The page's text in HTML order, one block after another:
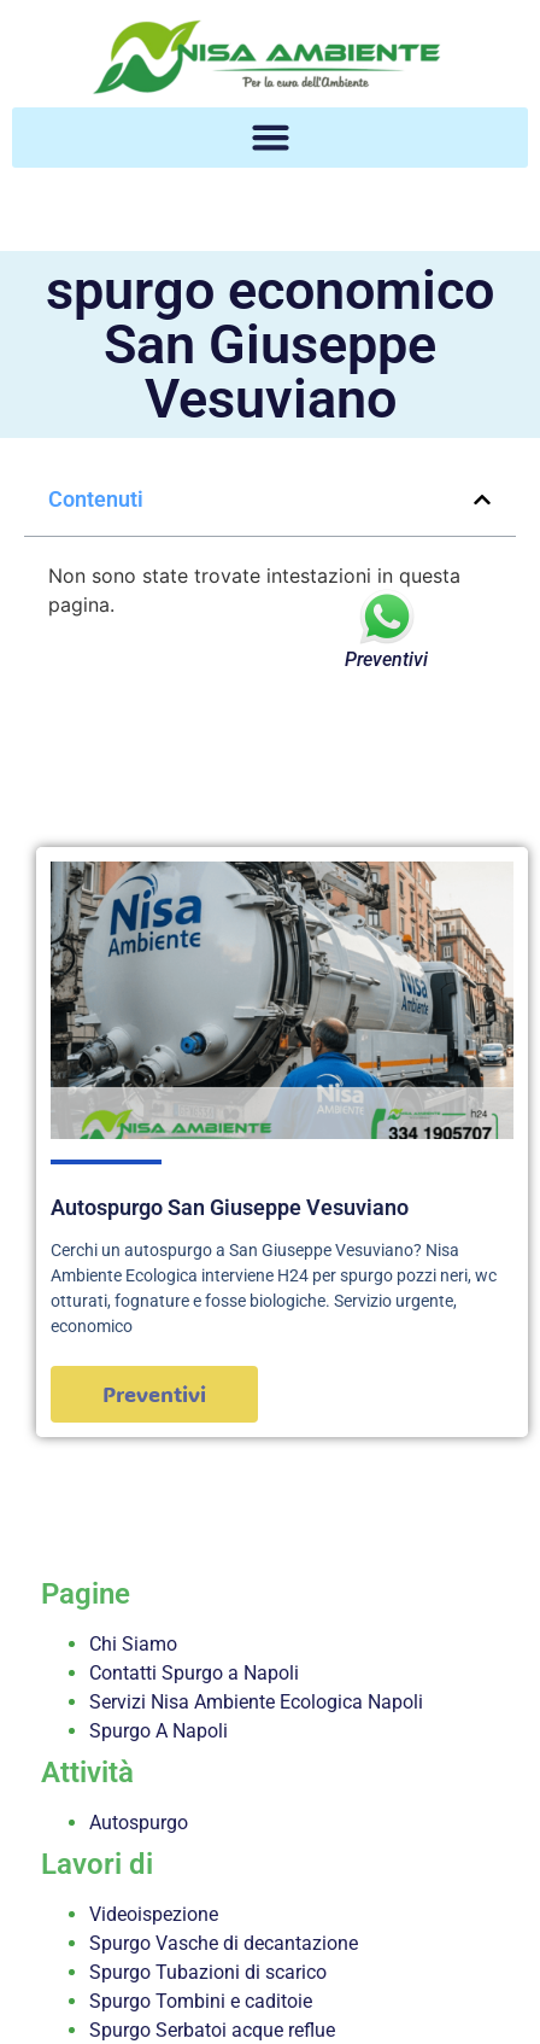
spurgo economico
San Giuseppe
Vesuviano
Contenuti
Non sono state trovate intestazioni in questa
pagina.
Autospurgo San Giuseppe Vesuviano
Cerchi un autospurgo a San Giuseppe Vesuviano? Nisa
Ambiente Ecologica interviene H24 per spurgo pozzi neri, wc
otturati, fognature e fosse biologiche. Servizio urgente,
economico
Preventivi
Pagine
Chi Siamo
Contatti Spurgo a Napoli
Servizi Nisa Ambiente Ecologica Napoli
Spurgo A Napoli
Attività
Autospurgo
Lavori di
Videoispezione
Spurgo Vasche di decantazione
Spurgo Tubazioni di scarico
Spurgo Tombini e caditoie
Spurgo Serbatoi acque reflue
Preventivi